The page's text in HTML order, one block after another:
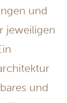
und
jeweiligen
und